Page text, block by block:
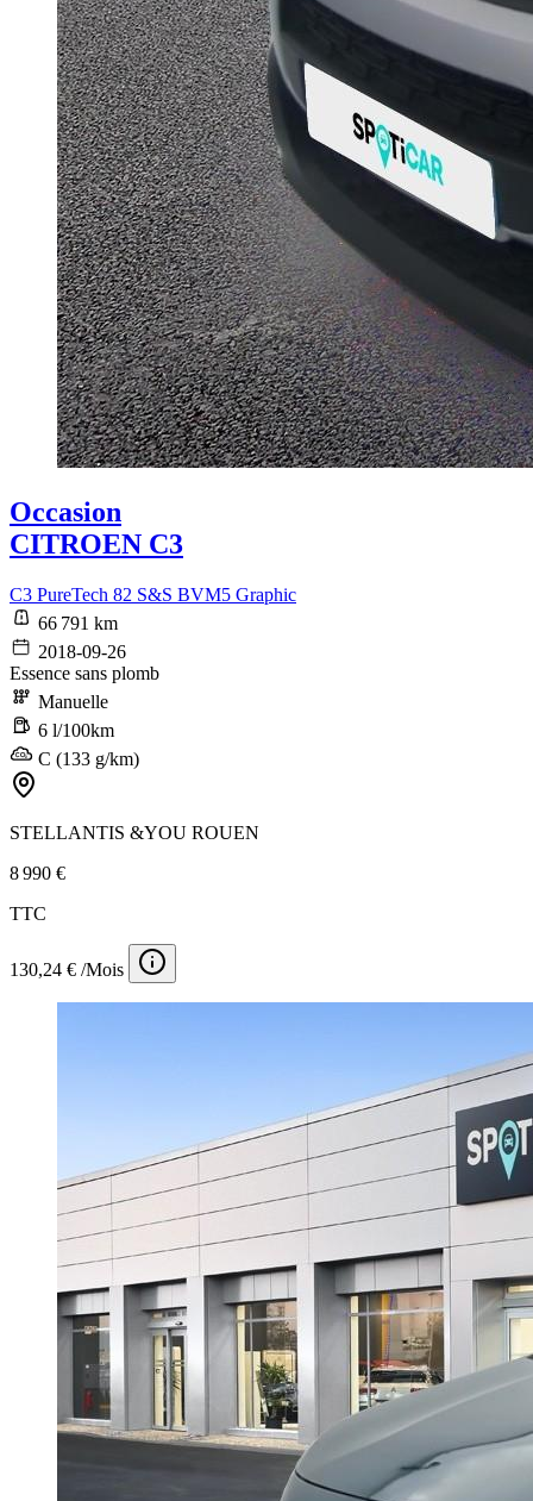
Occasion
CITROEN C3
C3 PureTech 82 S&S BVM5 Graphic
66 791 km
2018-09-26
Essence sans plomb
Manuelle
6 l/100km
C (133 g/km)
STELLANTIS &YOU ROUEN
8 990 €
TTC
130,24 € /Mois